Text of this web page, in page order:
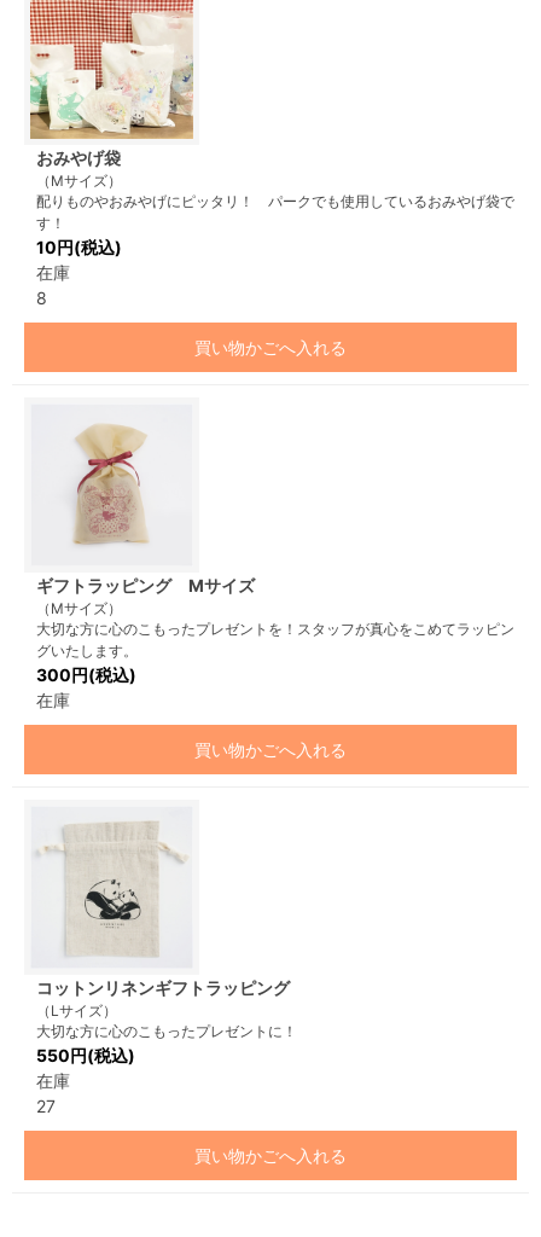
おみやげ袋
（Mサイズ）
配りものやおみやげにピッタリ！ パークでも使用しているおみやげ袋で
す！
10円(税込)
在庫
8
買い物かごへ入れる
ギフトラッピング Mサイズ
（Mサイズ）
大切な方に心のこもったプレゼントを！スタッフが真心をこめてラッピン
グいたします。
300円(税込)
在庫
買い物かごへ入れる
コットンリネンギフトラッピング
（Lサイズ）
大切な方に心のこもったプレゼントに！
550円(税込)
在庫
27
買い物かごへ入れる